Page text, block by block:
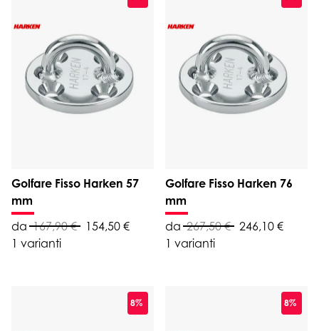
Golfare Fisso Harken 57
mm
da 167,90 €
154,50 €
1 varianti
Golfare Fisso Harken 76
mm
da 267,50 € 246,10 €
1 varianti
8% 8%